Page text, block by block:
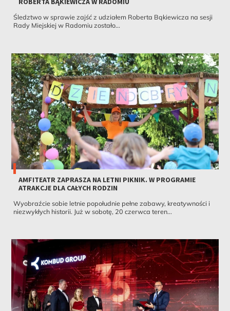
Śledztwo w sprawie zajść z udziałem Roberta Bąkiewicza na sesji
Rady Miejskiej w Radomiu zostało...
AMFITEATR ZAPRASZA NA LETNI PIKNIK. W PROGRAMIE
ATRAKCJE DLA CAŁYCH RODZIN
Wyobraźcie sobie letnie popołudnie pełne zabawy, kreatywności i
niezwykłych historii. Już w sobotę, 20 czerwca teren...